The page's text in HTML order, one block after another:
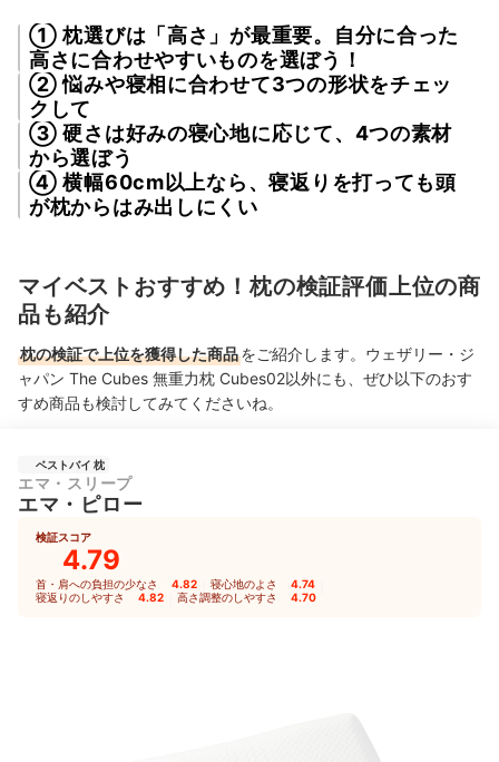
① 枕選びは「高さ」が最重要。自分に合った
高さに合わせやすいものを選ぼう！
② 悩みや寝相に合わせて3つの形状をチェッ
クして
③ 硬さは好みの寝心地に応じて、4つの素材
から選ぼう
④ 横幅60cm以上なら、寝返りを打っても頭
が枕からはみ出しにくい
マイベストおすすめ！枕の検証評価上位の商
品も紹介
枕の検証で上位を獲得した商品をご紹介します。ウェザリー・ジ
ャパン The Cubes 無重力枕 Cubes02以外にも、ぜひ以下のおす
すめ商品も検討してみてくださいね。
ベストバイ 枕
エマ・スリープ
エマ・ピロー
検証スコア
4.79
首・肩への負担の少なさ 4.82 寝心地のよさ 4.74
寝返りのしやすさ 4.82 高さ調整のしやすさ 4.70